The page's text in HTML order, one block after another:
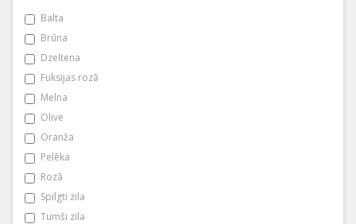
Balta
Brūna
Dzeltena
Fuksijas rozā
Melna
Olive
Oranža
Pelēka
Rozā
Spilgti zila
Tumši zila